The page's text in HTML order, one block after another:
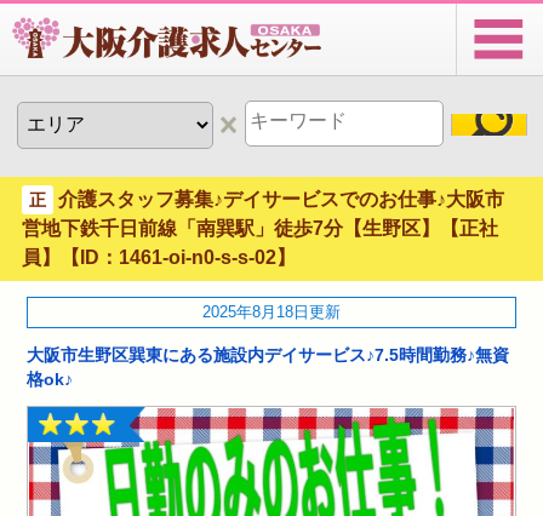
正
介護スタッフ募集♪デイサービスでのお仕事♪大阪市
営地下鉄千日前線「南巽駅」徒歩7分【生野区】【正社
員】【ID：1461-oi-n0-s-s-02】
2025年8月18日更新
大阪市生野区巽東にある施設内デイサービス♪7.5時間勤務♪無資
格ok♪